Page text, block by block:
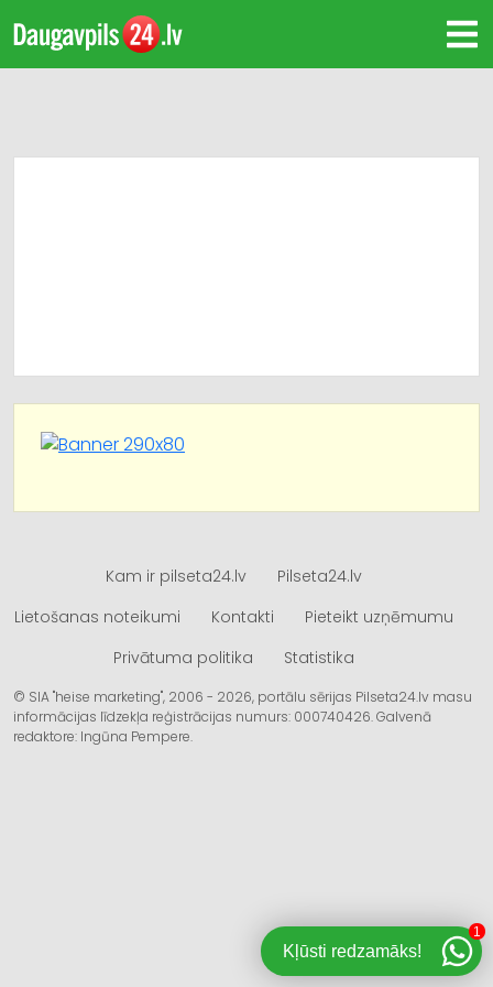
Kam ir pilseta24.lv
Pilseta24.lv
Lietošanas noteikumi
Kontakti
Pieteikt uzņēmumu
Privātuma politika
Statistika
© SIA "heise marketing", 2006 - 2026, portālu sērijas Pilseta24.lv masu
informācijas līdzekļa reģistrācijas numurs: 000740426. Galvenā
redaktore: Ingūna Pempere.
Kļūsti redzamāks!
1